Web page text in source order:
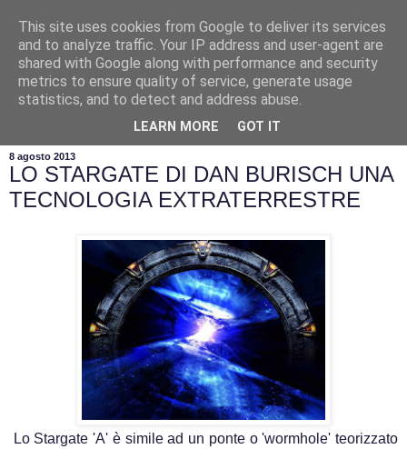
8 agosto 2013
LO STARGATE DI DAN BURISCH UNA
TECNOLOGIA EXTRATERRESTRE
Lo Stargate 'A' è simile ad un ponte o 'wormhole' teorizzato
This site uses cookies from Google to deliver its services
and to analyze traffic. Your IP address and user-agent are
shared with Google along with performance and security
metrics to ensure quality of service, generate usage
statistics, and to detect and address abuse.
LEARN MORE GOT IT